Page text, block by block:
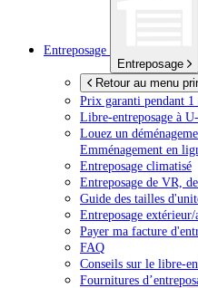
Entreposage
Entreposage
Retour au menu
Prix garanti pendant 1
Libre-entreposage à
Louez un
Emménagement en
Entreposage climatisé
Entreposage de VR,
Guide des tailles
Entreposage
Payer ma facture
FAQ
Conseils sur le libre-
Fournitures